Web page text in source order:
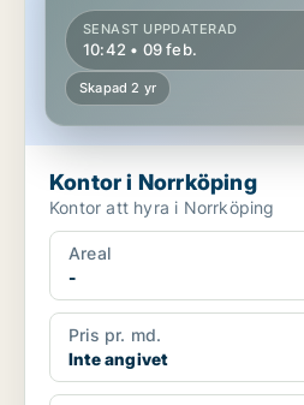
SENAST UPPDATERAD
10:42 • 09 feb.
Skapad 2 yr
Kontor i Norrköping
Kontor att hyra i Norrköping
Areal
-
Pris pr. md.
Inte angivet